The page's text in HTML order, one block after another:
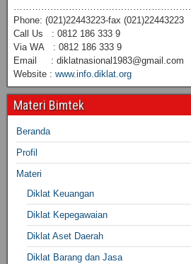
Phone: (021)22443223-fax (021)22443223
Call Us : 0812 186 333 9
Via WA : 0812 186 333 9
Email : diklatnasional1983@gmail.com
Website : www.info.diklat.org
Materi Bimtek
Beranda
Profil
Materi
Diklat Keuangan
Diklat Kepegawaian
Diklat Aset Daerah
Diklat Barang dan Jasa